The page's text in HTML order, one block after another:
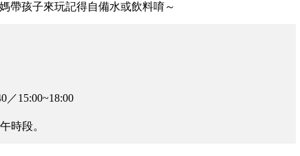
帶孩子來玩記得自備水或飲料唷～
／15:00~18:00
時段。